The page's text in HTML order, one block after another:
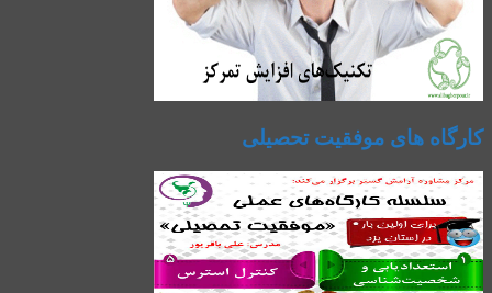
کارگاه های موفقیت تحصیلی